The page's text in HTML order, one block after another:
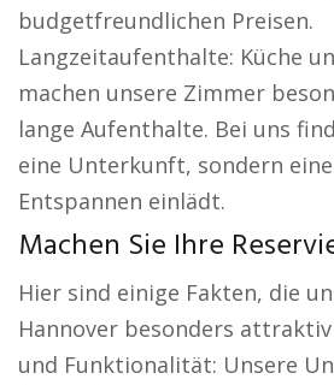
budgetfreundlichen Preisen.
Langzeitaufenthalte: Küche
machen unsere Zimmer
lange Aufenthalte. Bei uns
eine Unterkunft, sondern
Entspannen einlädt.
Machen Sie Ihre
Hier sind einige Fakten, die
Hannover besonders
und Funktionalität: Unsere